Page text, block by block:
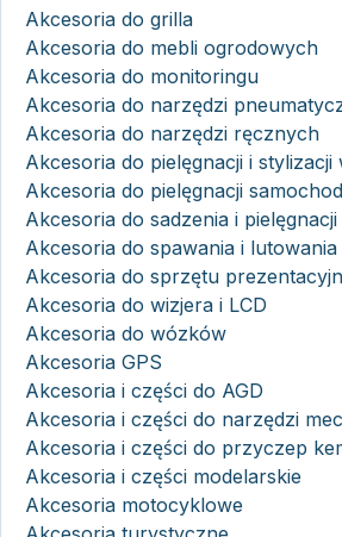
Akcesoria do grilla
Akcesoria do mebli ogrodowych
Akcesoria do monitoringu
Akcesoria do narzędzi
Akcesoria do narzędzi ręcznych
Akcesoria do pielęgnacji i stylizacji
Akcesoria do pielęgnacji
Akcesoria do sadzenia i
Akcesoria do spawania i lutowania
Akcesoria do sprzętu
Akcesoria do wizjera i LCD
Akcesoria do wózków
Akcesoria GPS
Akcesoria i części do AGD
Akcesoria i części do narzędzi
Akcesoria i części do przyczep
Akcesoria i części modelarskie
Akcesoria motocyklowe